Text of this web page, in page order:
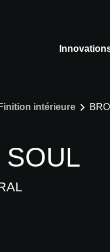
Finition intérieure